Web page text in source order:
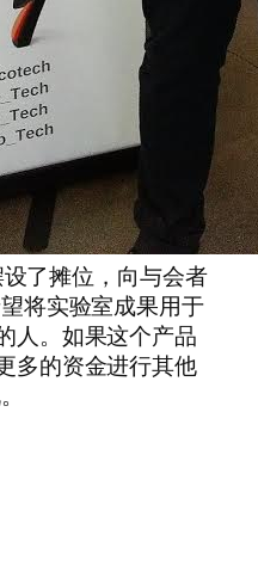
了摊位，向与会者
将实验室成果用于
人。如果这个产品
多的资金进行其他